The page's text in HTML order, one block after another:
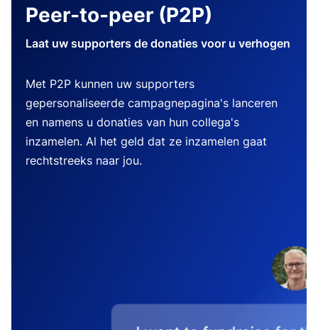
Peer-to-peer (P2P)
Laat uw supporters de donaties voor u verhogen
Met P2P kunnen uw supporters
gepersonaliseerde campagnepagina's lanceren
en namens u donaties van hun collega's
inzamelen. Al het geld dat ze inzamelen gaat
rechtstreeks naar jou.